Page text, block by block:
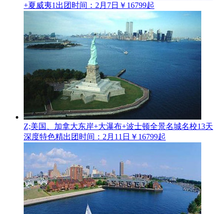
+夏威夷1 出团时间：2月7日 ￥16799起
Z;美国、加拿大东岸+大瀑布+波士顿全景名城名校13天
深度特色精出团时间：2月11日 ￥16799起